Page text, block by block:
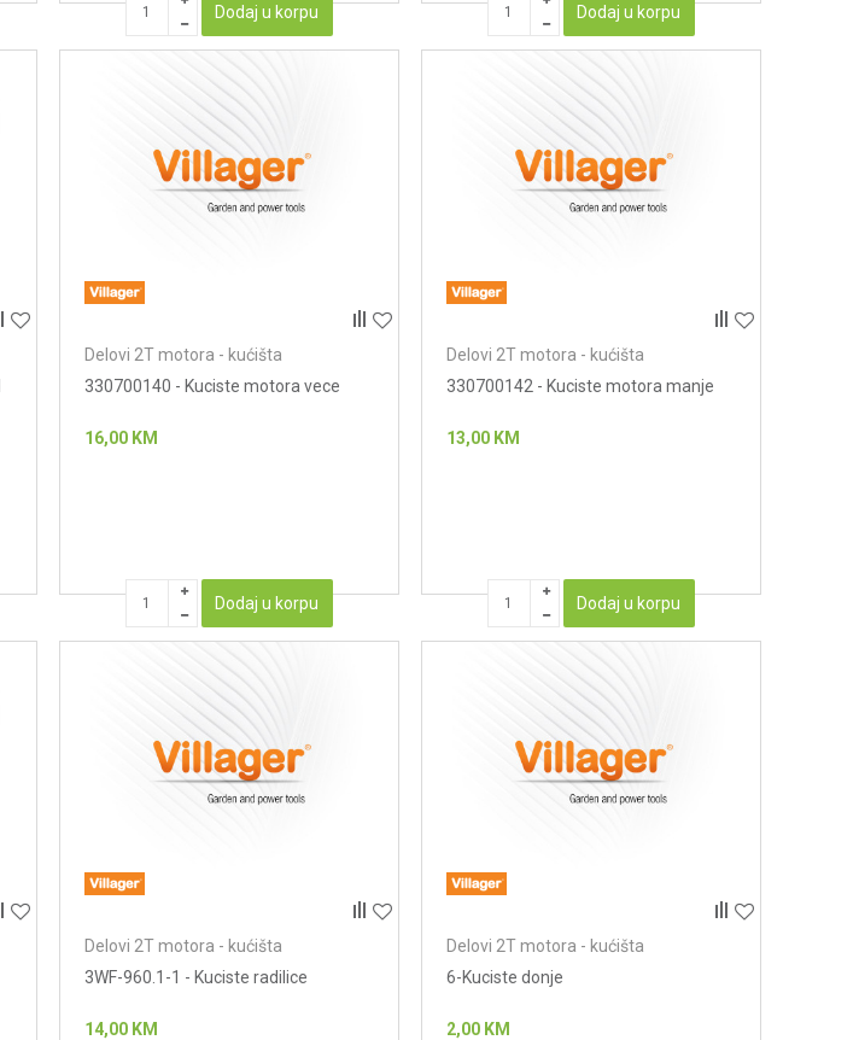
Dodaj u korpu Dodaj u korpu
Delovi 2T motora - kućišta
330700140 - Kuciste motora vece
16,00 KM
Dodaj u korpu
Delovi 2T motora - kućišta
330700142 - Kuciste motora manje
13,00 KM
Dodaj u korpu
Delovi 2T motora - kućišta
3WF-960.1-1 - Kuciste radilice
14,00 KM
Delovi 2T motora - kućišta
6-Kuciste donje
2,00 KM